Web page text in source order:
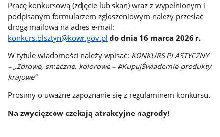
Pracę konkursową (zdjęcie lub skan) wraz z wypełnionym i
podpisanym formularzem zgłoszeniowym należy przesłać
drogą mailową na adres e-mail:
konkurs.olsztyn@kowr.gov.pl do dnia 16 marca 2026 r.
W tytule wiadomości należy wpisać: KONKURS PLASTYCZNY
– „Zdrowe, smaczne, kolorowe – #KupujŚwiadomie produkty
krajowe”
Prosimy o uważne zapoznanie się z regulaminem konkursu.
Na zwycięzców czekają atrakcyjne nagrody!